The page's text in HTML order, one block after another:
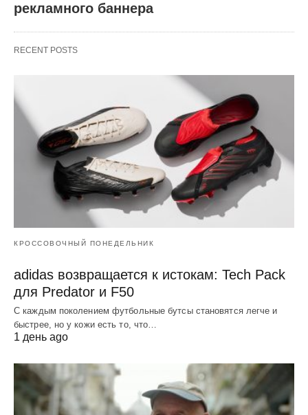
рекламного баннера
RECENT POSTS
КРОССОВОЧНЫЙ ПОНЕДЕЛЬНИК
adidas возвращается к истокам: Tech Pack
для Predator и F50
С каждым поколением футбольные бутсы становятся легче и
быстрее, но у кожи есть то, что…
1 день ago